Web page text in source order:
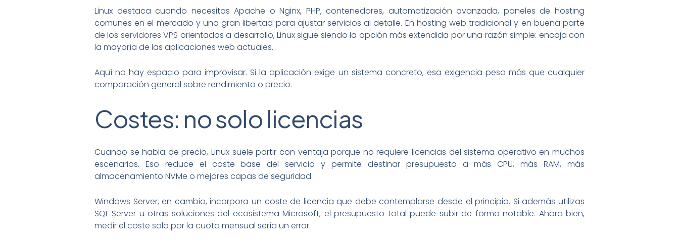
Linux destaca cuando necesitas Apache o Nginx, PHP, contenedores, automatización avanzada, paneles de hosting
comunes en el mercado y una gran libertad para ajustar servicios al detalle. En hosting web tradicional y en buena parte
de los servidores VPS orientados a desarrollo, Linux sigue siendo la opción más extendida por una razón simple: encaja con
la mayoría de las aplicaciones web actuales.
Aquí no hay espacio para improvisar. Si la aplicación exige un sistema concreto, esa exigencia pesa más que cualquier
comparación general sobre rendimiento o precio.
Costes: no solo licencias
Cuando se habla de precio, Linux suele partir con ventaja porque no requiere licencias del sistema operativo en muchos
escenarios. Eso reduce el coste base del servicio y permite destinar presupuesto a más CPU, más RAM, más
almacenamiento NVMe o mejores capas de seguridad.
Windows Server, en cambio, incorpora un coste de licencia que debe contemplarse desde el principio. Si además utilizas
SQL Server u otras soluciones del ecosistema Microsoft, el presupuesto total puede subir de forma notable. Ahora bien,
medir el coste solo por la cuota mensual sería un error.